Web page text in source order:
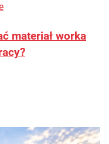
materiał worka